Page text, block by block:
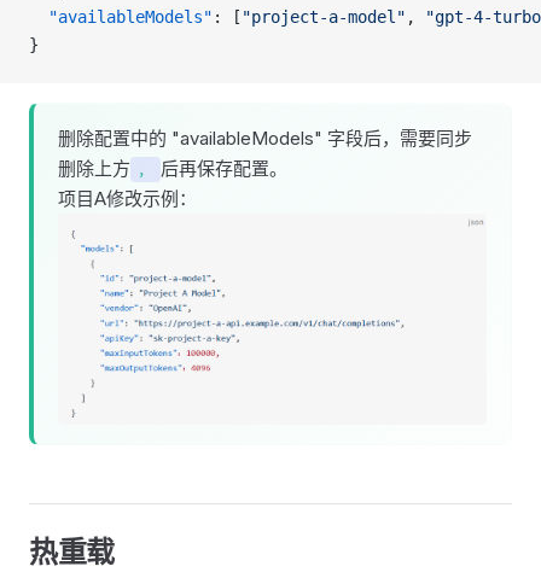
  "availableModels"
: [ "project-a-model" ,
"gpt-4-
}
删除配置中的 "availableModels" 字段后，需要同步
删除上方 ，
后再保存配置。
项目A修改示例：
热重载